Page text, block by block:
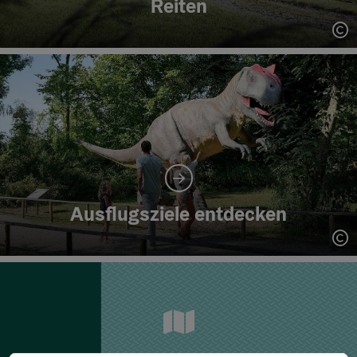
Reiten
Ausflugsziele entdecken